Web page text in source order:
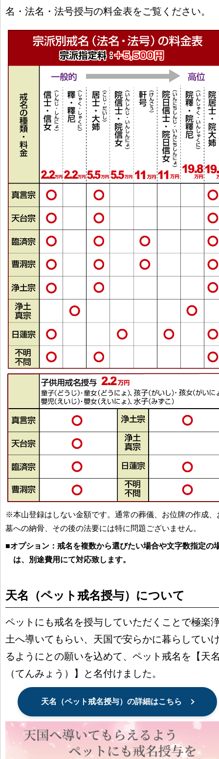
名・法名・法号授与の料金表をご覧ください。
※本山登録はしない金額です。通常の葬儀、お位牌の作成、
墓への納骨、その後の法要には特に問題ございません。
■オプション：戒名を複数から選びたい場合や文字数指定の
は、別途費用にて対応致します。
天名（ペット戒名授与）について
ペットにも戒名を授与していただくことで極楽
土へ導いてもらい、天国で安らかに暮らしてい
るようにとの願いを込めて、ペット戒名を【天
（てんみょう）】と名付けました。
天名（ペット戒名授与）の詳細はこちら